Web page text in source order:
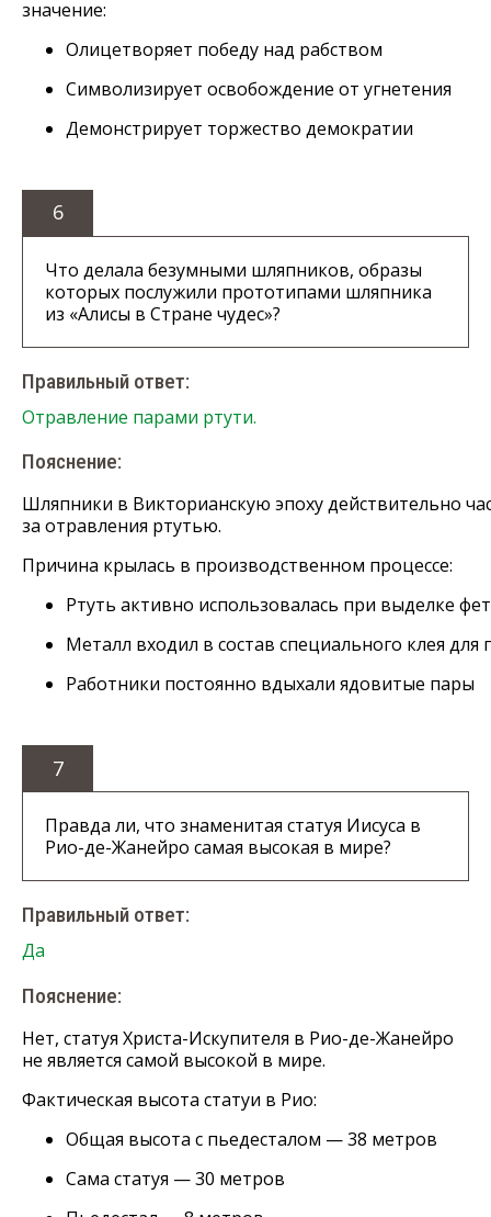
значение:
Олицетворяет победу над рабством
Символизирует освобождение от угнетения
Демонстрирует торжество демократии
6
Что делала безумными шляпников, образы
которых послужили прототипами шляпника
из «Алисы в Стране чудес»?
Правильный ответ:
Отравление парами ртути.
Пояснение:
Шляпники в Викторианскую эпохудействительно
за отравления ртутью.
Причина крылась в производственном процессе:
Ртуть активно использовалась при выделке
Металл входил в состав специального клея для
Работники постоянно вдыхали ядовитые пары
7
Правда ли, что знаменитая статуя Иисуса в
Рио-де-Жанейро самая высокая в мире?
Правильный ответ:
Да
Пояснение:
Нет, статуя Христа-Искупителя в Рио-де-Жанейро
не является самой высокой в мире.
Фактическая высота статуи в Рио:
Общая высота с пьедесталом — 38 метров
Сама статуя — 30 метров